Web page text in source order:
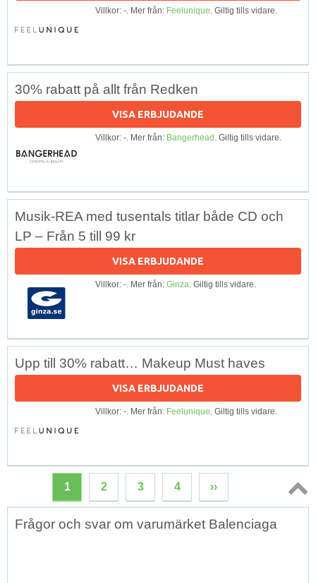
Villkor: -. Mer från: Feelunique. Giltig tills vidare.
30% rabatt på allt från Redken
VISA ERBJUDANDE
Villkor: -. Mer från: Bangerhead. Giltig tills vidare.
Musik-REA med tusentals titlar både CD och
LP – Från 5 till 99 kr
VISA ERBJUDANDE
Villkor: -. Mer från: Ginza. Giltig tills vidare.
Upp till 30% rabatt… Makeup Must haves
VISA ERBJUDANDE
Villkor: -. Mer från: Feelunique. Giltig tills vidare.
1 2 3 4 ››
Topp
Frågor och svar om varumärket Balenciaga